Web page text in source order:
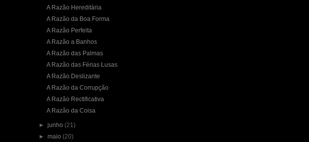
A Razão Hereditária
A Razão da Boa Forma
A Razão Perfeita
A Razão a Banhos
A Razão das Palmas
A Razão das Férias Lusas
A Razão Deslizante
A Razão da Corrupção
A Razão Rectificativa
A Razão da Coisa
►junho (21)
►maio (20)